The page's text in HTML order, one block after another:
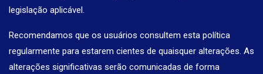
legislação aplicável.
Recomendamos que os usuários consultem esta política
regularmente para estarem cientes de quaisquer alterações. As
alterações significativas serão comunicadas de forma